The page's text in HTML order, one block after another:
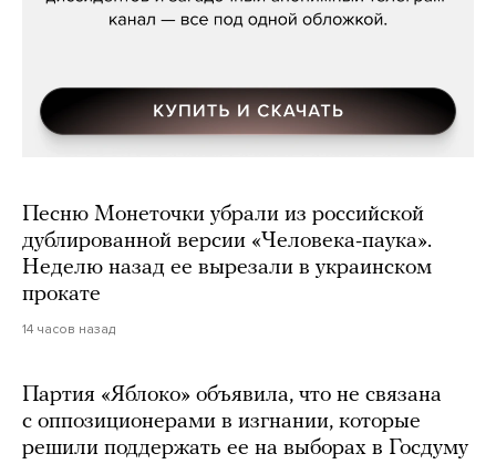
Песню Монеточки убрали из российской
дублированной версии «Человека-паука».
Неделю назад ее вырезали в украинском
прокате
14 часов назад
Партия «Яблоко» объявила, что не связана
с оппозиционерами в изгнании, которые
решили поддержать ее на выборах в Госдуму